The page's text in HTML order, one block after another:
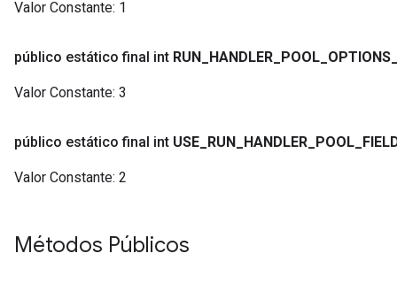
Valor Constante: 1
público estático final int RUN HANDLER POOL OPTIONS
Valor Constante: 3
público estático final int USE RUN HANDLER POOL
Valor Constante: 2
Métodos Públicos